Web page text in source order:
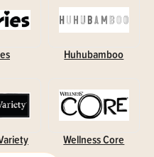
Huhubamboo
Wellness Core